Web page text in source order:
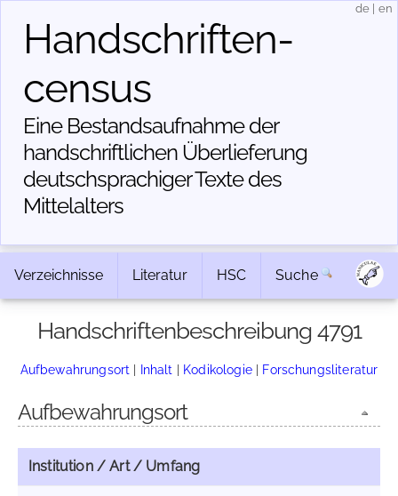
Handschriften­
census
Eine Bestandsaufnahme der
handschriftlichen Über­lieferung
deutschsprachiger Texte des
Mittelalters
de en
Verzeichnisse Literatur HSC Suche
Handschriftenbeschreibung 4791
Aufbewahrungsort | Inhalt | Kodikologie| Forschungsliteratur
Aufbewahrungsort
Institution / Art / Umfang